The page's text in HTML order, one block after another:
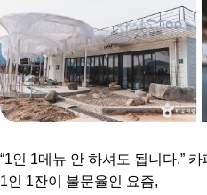
“1인 1메뉴 안 하셔도 됩니다.” 카
1인 1잔이 불문율인 요즘,